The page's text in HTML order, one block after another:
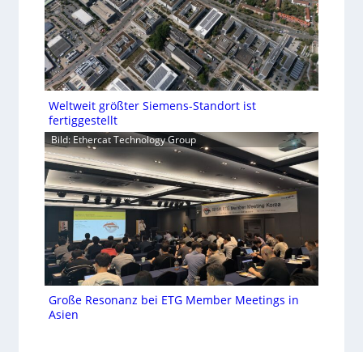
Weltweit größter Siemens-Standort ist
fertiggestellt
Bild: Ethercat Technology Group
Große Resonanz bei ETG Member Meetings in
Asien